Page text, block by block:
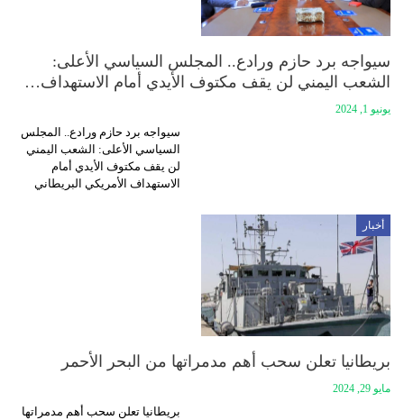
سيواجه برد حازم ورادع.. المجلس السياسي الأعلى:
الشعب اليمني لن يقف مكتوف الأيدي أمام الاستهداف…
يونيو 1, 2024
سيواجه برد حازم ورادع.. المجلس
السياسي الأعلى: الشعب اليمني
لن يقف مكتوف الأيدي أمام
الاستهداف الأمريكي البريطاني
أخبار
بريطانيا تعلن سحب أهم مدمراتها من البحر الأحمر
مايو 29, 2024
بريطانيا تعلن سحب أهم مدمراتها